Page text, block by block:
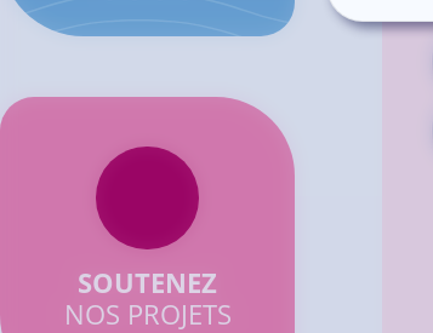
SOUTENEZ
NOS PROJETS